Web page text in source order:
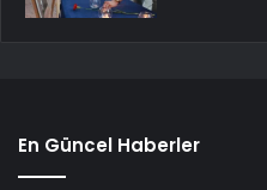
En Güncel Haberler